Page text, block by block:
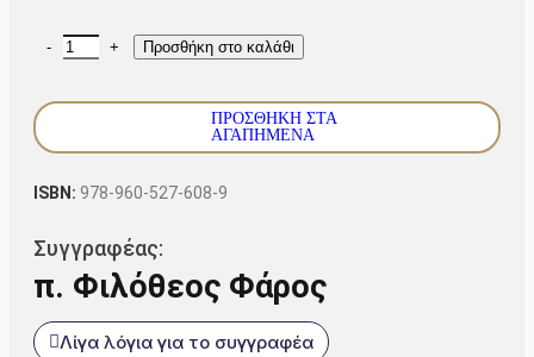
Προσθήκη στο καλάθι
ΠΡΟΣΘΗΚΗ ΣΤΑ
ΑΓΑΠΗΜΕΝΑ
ISBN: 978-960-527-608-9
Συγγραφέας:
π. Φιλόθεος Φάρος
Λίγα λόγια για το συγγραφέα